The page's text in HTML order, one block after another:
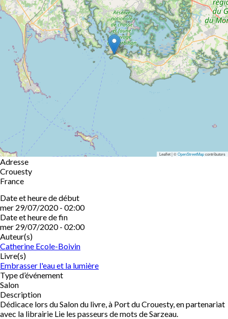
Leaflet | ©OpenStreetMapcontributors
Adresse
Crouesty
France
Date et heure de début
mer 29/07/2020 - 02:00
Date et heure de fin
mer 29/07/2020 - 02:00
Auteur(s)
Catherine Ecole-Boivin
Livre(s)
Embrasser l'eau et la lumière
Type d’événement
Salon
Description
Dédicace lors du Salon du livre, à Port du Crouesty, en partenariat
avec la librairie Lie les passeurs de mots de Sarzeau.